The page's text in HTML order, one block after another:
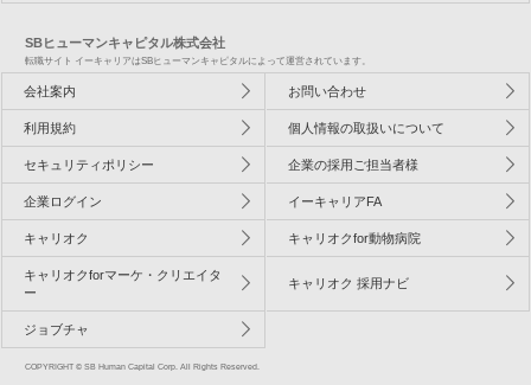
SBヒューマンキャピタル株式会社
転職サイト イーキャリアはSBヒューマンキャピタルによって運営されています。
会社案内 お問い合わせ
利用規約 個人情報の取扱いについて
セキュリティポリシー 企業の採用ご担当者様
企業ログイン イーキャリアFA
キャリオク キャリオクfor動物病院
キャリオクforマーケ・クリエイタ
ー
キャリオク 採用ナビ
ジョブチャ
COPYRIGHT © SB Human Capital Corp. All Rights Reserved.